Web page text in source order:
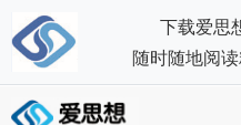
下载爱思
随时随地阅